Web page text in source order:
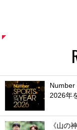
Number
2026年
《山の